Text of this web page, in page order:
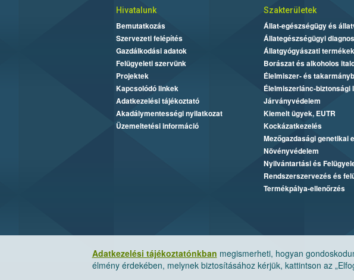
Adatkezelési tájékoztatónkban megismerheti, hogyan
élmény érdekében, melynek biztosításához kérjük, kattintson az
Hivatalunk
Bemutatkozás
Szervezeti felépítés
Gazdálkodási adatok
Felügyeleti szervünk
Projektek
Kapcsolódó linkek
Adatkezelési tájékoztató
Akadálymentességi nyilatkozat
Üzemeltetési információ
Szakterületek
Állat-egészségügy és
Állategészségügyi
Állatgyógyászati termékek
Borászat és alkoholos
Élelmiszer- és
Élelmiszerlánc-biztonsági
Járványvédelem
Kiemelt ügyek, EUTR
Kockázatkezelés
Mezőgazdasági genetikai
Növényvédelem
Nyilvántartási és
Rendszerszervezés és
Termékpálya-ellenőrzés